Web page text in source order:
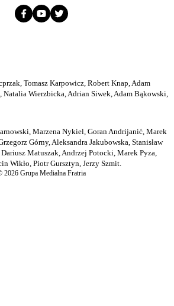
Tomasz Karpowicz, Robert Knap, Adam
Wierzbicka, Adrian Siwek, Adam Bąkowski,
Marzena Nykiel, Goran Andrijanić, Marek
Górny, Aleksandra Jakubowska, Stanisław
Matuszak, Andrzej Potocki, Marek Pyza,
Wikło, Piotr Gursztyn, Jerzy Szmit.
2026 Grupa Medialna Fratria